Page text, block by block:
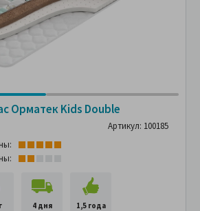
Орматек Kids Double
Артикул: 100185
4 дня 1,5 года